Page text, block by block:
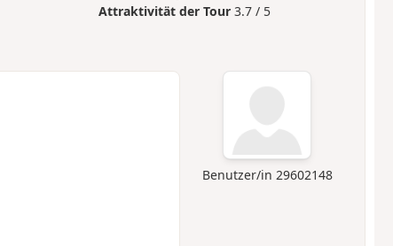
Attraktivität der Tour 3.7 / 5
Benutzer/in 29602148